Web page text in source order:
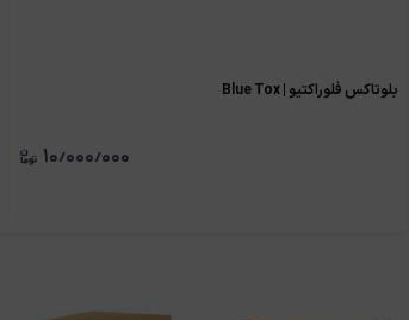
بلوتاکس فلوراکتیو | Blue Tox
۱۰٫۰۰۰٫۰۰۰